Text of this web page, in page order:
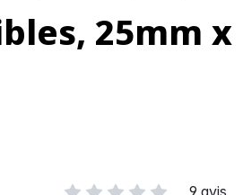
25mm
9 avis